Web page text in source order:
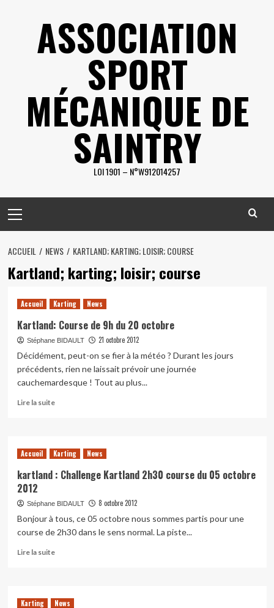
ASSOCIATION
SPORT
MÉCANIQUE DE
SAINTRY
LOI 1901 – N°W912014257
Menu
ACCUEIL NEWS KARTLAND; KARTING; LOISIR; COURSE
Kartland; karting; loisir; course
Accueil Karting News
Kartland: Course de 9h du 20 octobre
Stéphane BIDAULT 21 octobre 2012
Décidément, peut-on se fier à la météo ? Durant les jours
précédents, rien ne laissait prévoir une journée
cauchemardesque ! Tout au plus...
Lire la suiteEn
Kartland:
Course
de
9h
20
octobre
Accueil Karting News
kartland : Challenge Kartland 2h30 course du 05 octobre
2012
Stéphane BIDAULT 8 octobre 2012
Bonjour à tous, ce 05 octobre nous sommes partis pour une
course de 2h30 dans le sens normal. La piste...
Lire la suiteEn
kartland
Karting News